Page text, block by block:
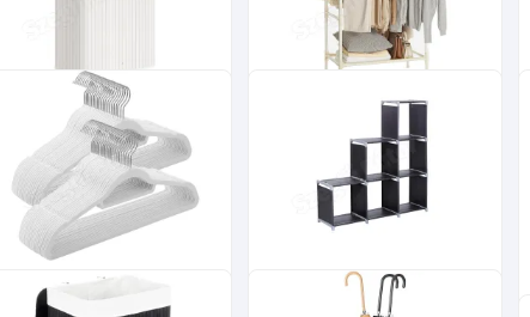
11 600
Bambusz kosár
szennyestartó 72L, fehér
12 300Ft
Ruhaállvány két akasztóval,
fehér 88x44x154cm
12 500
Bársony vállfa,
csúszásmentes ruhaakasztó
Könyvespolc szövet
polcokkal 6 kocka, fekete